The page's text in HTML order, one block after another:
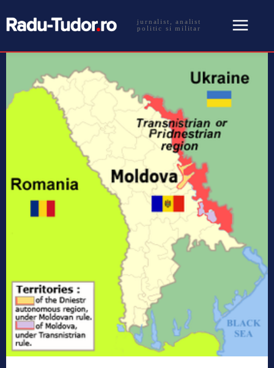
jurnalist, analist
politic si militar